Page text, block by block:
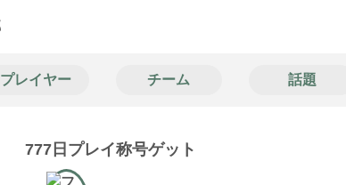
プレイヤー チーム 話題
777日プレイ称号ゲット